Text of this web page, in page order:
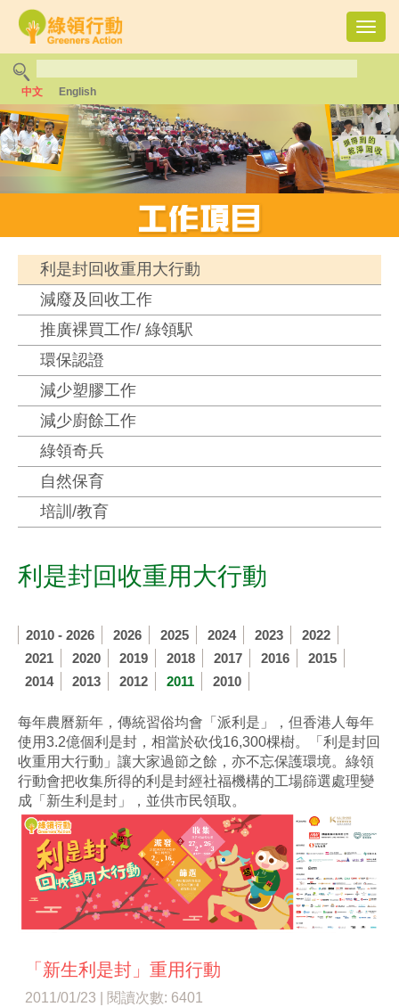
中文 English
利是封回收重用大行動
減廢及回收工作
推廣裸買工作/ 綠領駅
環保認證
減少塑膠工作
減少廚餘工作
綠領奇兵
自然保育
培訓/教育
利是封回收重用大行動
2010 - 2026 2026 2025 2024 2023
2022
2021
2020 2019 2018 2017 2016
2015
2014
2013 2012 2011 2010
每年農曆新年，傳統習俗均會「派利是」，但香港人每年
使用3.2億個利是封，相當於砍伐16,300棵樹。「利是封回
收重用大行動」讓大家過節之餘，亦不忘保護環境。綠領
行動會把收集所得的利是封經社福機構的工場篩選處理變
成「新生利是封」，並供市民領取。
「新生利是封」重用行動
2011/01/23 | 閱讀次數: 6401